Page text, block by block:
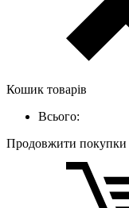
Кошик товарів
Всього:
Продовжити покупки